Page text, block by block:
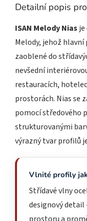
Detailní popis
ISAN Melody Nias
Melody, jehož
zaoblené do
nevšední
restauracích,
prostorách. Nias se
pomocí středového
strukturovanými
výrazný tvar profilů
Vlnité profily
Střídavé vlny
designový detail